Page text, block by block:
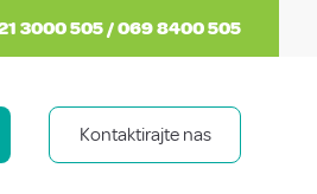
3000 505 / 069 8400 505
Kontaktirajte nas